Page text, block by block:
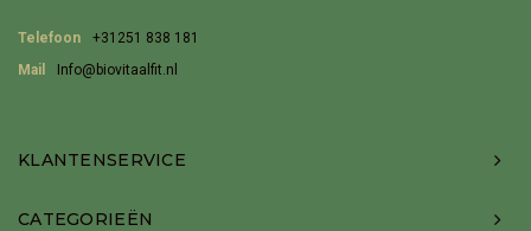
Telefoon
+31251 838 181
Mail
Info@biovitaalfit.nl
KLANTENSERVICE
CATEGORIEËN